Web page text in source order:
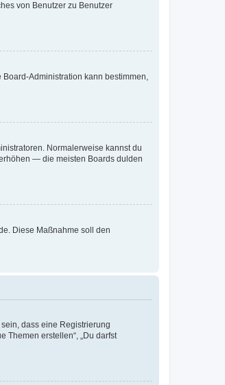
von Benutzer zu Benutzer
Administration kann bestimmen,
Normalerweise kannst du
— die meisten Boards dulden
Diese Maßnahme soll den
dass eine Registrierung
Themen erstellen“, „Du darfst